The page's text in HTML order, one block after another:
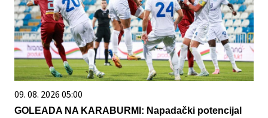
09. 08. 2026 05:00
GOLEADA NA KARABURMI: Napadački potencijal